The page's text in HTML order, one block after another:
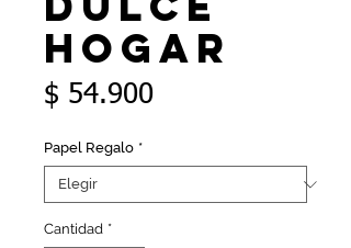
Hogar
$ 54.900Precio
Papel Regalo *
Cantidad *